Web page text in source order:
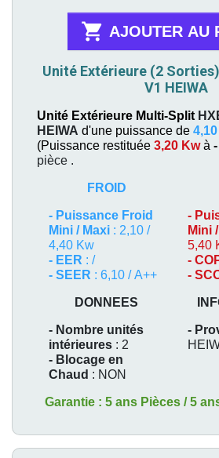
 AJOUTER AU
Unité Extérieure (2
V1 HEIWA
Unité Extérieure Multi-Split
HEIWA d'une puissance de
(Puissance restituée 3,20 Kwà
pièce .
FROID
- Puissance Froid
Mini / Maxi : 2,10 /
4,40 Kw
- EER : /
- SEER : 6,10 / A++
-
Mini
5,40
-
-
DONNEES
- Nombre unités
intérieures : 2
- Blocage en
Chaud : NON
-
Garantie : 5 ans Pièces / 5